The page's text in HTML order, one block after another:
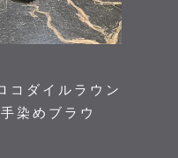
ダイルラウン
染めブラウ